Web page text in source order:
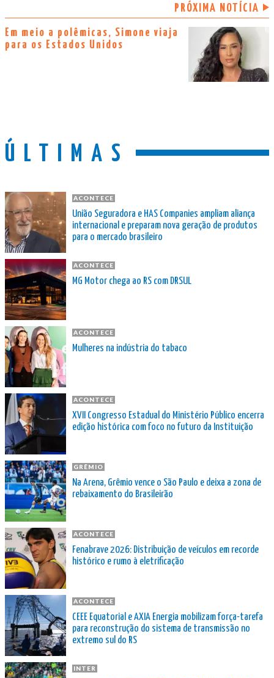
PRÓXIMA NOTÍCIA
Em meio a polêmicas, Simone viaja
para os Estados Unidos
ÚLTIMAS
ACONTECE
União Seguradora e HAS Companies ampliam aliança
internacional e preparam nova geração de produtos
para o mercado brasileiro
ACONTECE
MG Motor chega ao RS com DRSUL
ACONTECE
Mulheres na indústria do tabaco
ACONTECE
XVII Congresso Estadual do Ministério Público encerra
edição histórica com foco no futuro da Instituição
GRÊMIO
Na Arena, Grêmio vence o São Paulo e deixa a zona de
rebaixamento do Brasileirão
ACONTECE
Fenabrave 2026: Distribuição de veículos em recorde
histórico e rumo à eletrificação
ACONTECE
CEEE Equatorial e AXIA Energia mobilizam força-tarefa
para reconstrução do sistema de transmissão no
extremo sul do RS
INTER